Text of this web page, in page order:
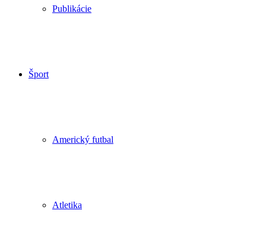
Publikácie
Šport
Americký futbal
Atletika